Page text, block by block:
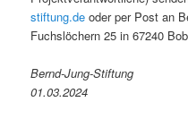
stiftung.de oder per Post an
Fuchslöchern 25 in 67240
Bernd-Jung-Stiftung
01.03.2024